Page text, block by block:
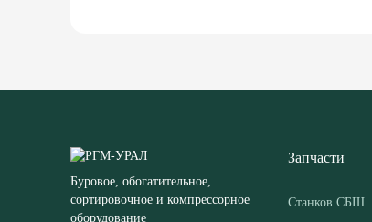
Буровое, обогатительное,
сортировочное и компрессорное
оборудование
Запчасти
Станков СБШ